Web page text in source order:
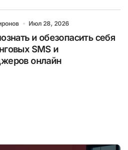
Июл 28, 2026
и обезопасить себя
SMS и
онлайн